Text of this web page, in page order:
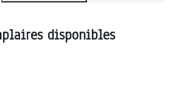
disponibles